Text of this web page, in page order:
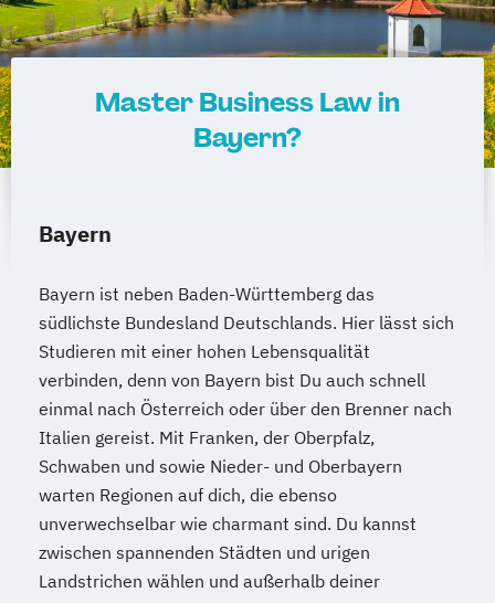
Master Business Law in
Bayern?
Bayern
Bayern ist neben Baden-Württemberg das
südlichste Bundesland Deutschlands. Hier lässt sich
Studieren mit einer hohen Lebensqualität
verbinden, denn von Bayern bist Du auch schnell
einmal nach Österreich oder über den Brenner nach
Italien gereist. Mit Franken, der Oberpfalz,
Schwaben und sowie Nieder- und Oberbayern
warten Regionen auf dich, die ebenso
unverwechselbar wie charmant sind. Du kannst
zwischen spannenden Städten und urigen
Landstrichen wählen und außerhalb deiner